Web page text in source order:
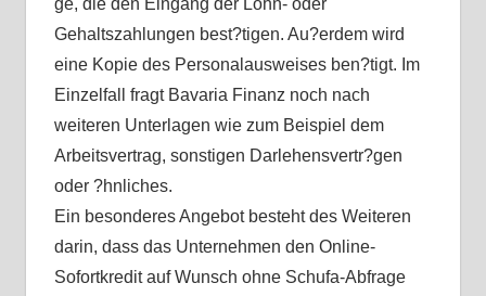
Gehaltszahlungen best?tigen. Au?erdem wird
eine Kopie des Personalausweises ben?tigt. Im
Einzelfall fragt Bavaria Finanz noch nach
weiteren Unterlagen wie zum Beispiel dem
Arbeitsvertrag, sonstigen Darlehensvertr?gen
oder ?hnliches.
Ein besonderes Angebot besteht des Weiteren
darin, dass das Unternehmen den Online-
Sofortkredit auf Wunsch ohne Schufa-Abfrage